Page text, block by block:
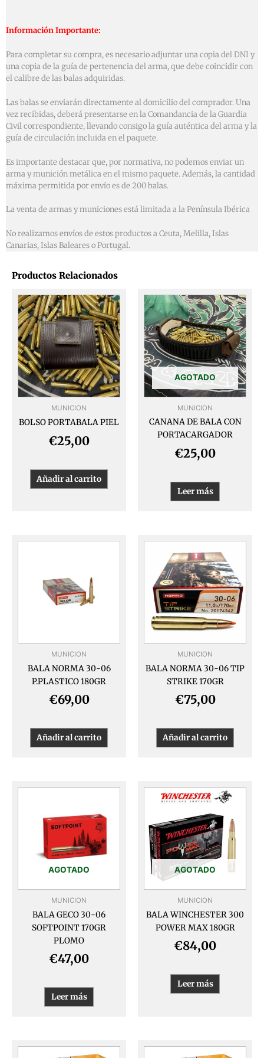
Información Importante:
Para completar su compra, es necesario adjuntar una copia del DNI y
una copia de la guía de pertenencia del arma, que debe coincidir con
el calibre de las balas adquiridas.
Las balas se enviarán directamente al domicilio del comprador. Una
vez recibidas, deberá presentarse en la Comandancia de la Guardia
Civil correspondiente, llevando consigo la guía auténtica del arma y la
guía de circulación incluida en el paquete.
Es importante destacar que, por normativa, no podemos enviar un
arma y munición metálica en el mismo paquete. Además, la cantidad
máxima permitida por envío es de 200 balas.
La venta de armas y municiones está limitada a la Península Ibérica
No realizamos envíos de estos productos a Ceuta, Melilla, Islas
Canarias, Islas Baleares o Portugal.
Productos Relacionados
MUNICION
BOLSO PORTABALA PIEL
€25,00
Añadir al carrito
AGOTADO
MUNICION
CANANA DE BALA CON
PORTACARGADOR
€25,00
Leer más
MUNICION
BALA NORMA 30-06
P.PLASTICO 180GR
€69,00
Añadir al carrito
MUNICION
BALA NORMA 30-06 TIP
STRIKE 170GR
€75,00
Añadir al carrito
AGOTADO
MUNICION
BALA GECO 30-06
SOFTPOINT 170GR
PLOMO
€47,00
Leer más
AGOTADO
MUNICION
BALA WINCHESTER 300
POWER MAX 180GR
€84,00
Leer más
Este
Este